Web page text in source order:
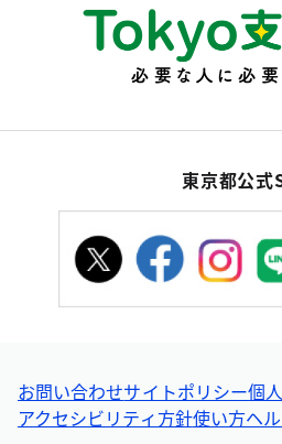
東京都公式
お問い合わせサイトポリシー個
アクセシビリティ方針使い方ヘ